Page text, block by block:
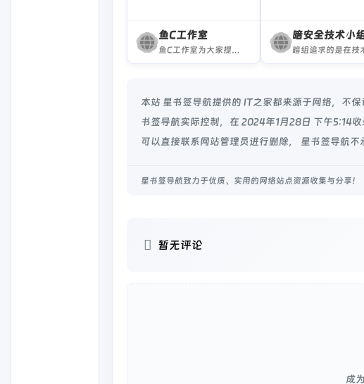
鱼C工作室
鱼C工作室为大家提供最有趣的编程视频教学。
暗安全技术小
本站 星书签导航提供的 IT之家都来源于网络，不
书签导航实际控制，在 2024年1月28日 下午5:14
可以直接联系网站管理员进行删除， 星书签导航不
星书签导航致力于优质、实用的网络站点资源收集与分享！
暂无评论
成